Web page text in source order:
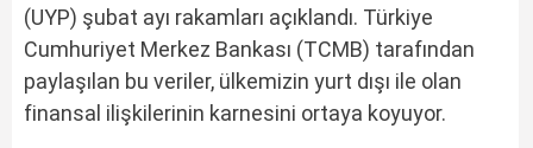
(UYP) şubat ayı rakamları açıklandı. Türkiye
Cumhuriyet Merkez Bankası (TCMB) tarafından
paylaşılan bu veriler, ülkemizin yurt dışı ile olan
finansal ilişkilerinin karnesini ortaya koyuyor.